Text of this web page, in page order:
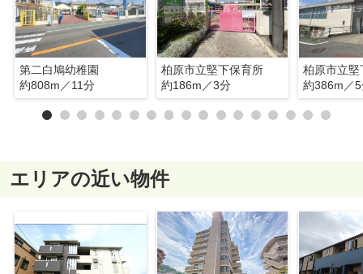
第二白鳩幼稚園
約808m／11分
柏原市立堅下保育所
約186m／3分
柏原市立堅
約386m／
エリアの近い物件